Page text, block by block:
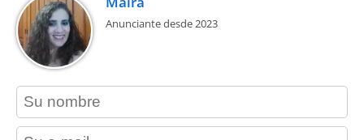
Anunciante desde 2023
contact_name
contact_email